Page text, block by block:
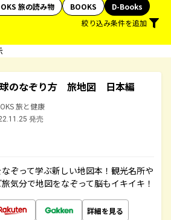
旅の読み物 BOOKS
D-Books
絞り込み条件を追加
のなぞり方 旅地図 日本編
旅と健康
発売
ぞって学ぶ新しい地図本！観光名所や
気分で地図をなぞって脳もイキイキ！
詳細を見る